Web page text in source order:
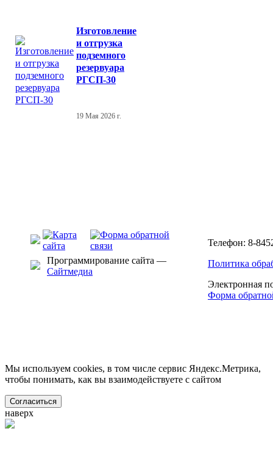
Изготовление
и отгрузка
подземного
резервуара
РГСП-30
19 Мая 2026 г.
Программирование сайта —
Сайтмедиа
Телефон: 8-
Политика
Электронная
Форма
Мы используем cookies, в том числе сервис Яндекс.Метрика,
чтобы понимать, как вы взаимодействуете с сайтом
Согласиться
наверх